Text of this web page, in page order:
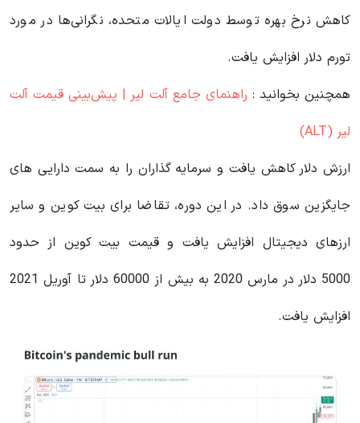
کاهش نرخ بهره توسط دولت ایالات متحده، نگرانی‌ها در مورد
تورم دلار افزایش یافت.
همچنین بخوانید : راهنمای جامع آلت لیر | پیش‌بینی قیمت آلت
لیر (ALT)
ارزش دلار کاهش یافت و سرمایه گذاران را به سمت دارایی های
جایگزین سوق داد. در این دوره، تقاضا برای بیت کوین و سایر
ارزهای دیجیتال افزایش یافت و قیمت بیت کوین از حدود
5000 دلار در مارس 2020 به بیش از 60000 دلار تا آوریل 2021
افزایش یافت.